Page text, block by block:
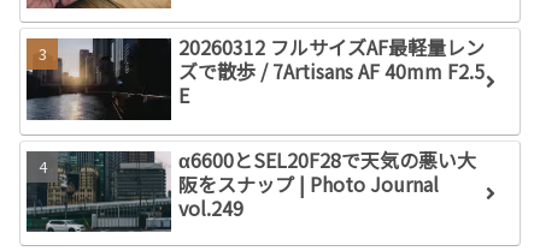
20260312 フルサイズAF最軽量レン
ズで散歩 / 7Artisans AF 40mm F2.5
E
α6600とSEL20F28で天気の悪い大
阪をスナップ | Photo Journal
vol.249